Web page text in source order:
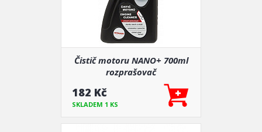
Čistič motoru NANO+ 700ml
rozprašovač
182 Kč
SKLADEM 1 KS